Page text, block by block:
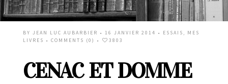
BY JEAN LUC AUBARBIER • 16 JANVIER 2014 • ESSAIS , MES
LIVRES • COMMENTS (0) • 3803
CENAC ET DOMME